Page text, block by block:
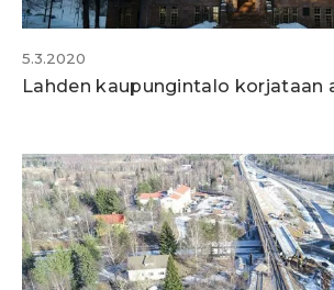
5.3.2020
Lahden kaupungintalo korjataan